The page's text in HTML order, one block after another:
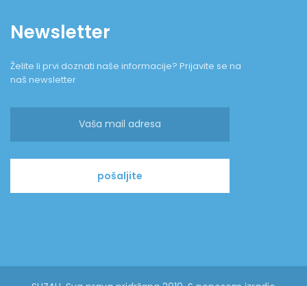
Newsletter
Želite li prvi doznati naše informacije? Prijavite se na
naš newsletter
pošaljite